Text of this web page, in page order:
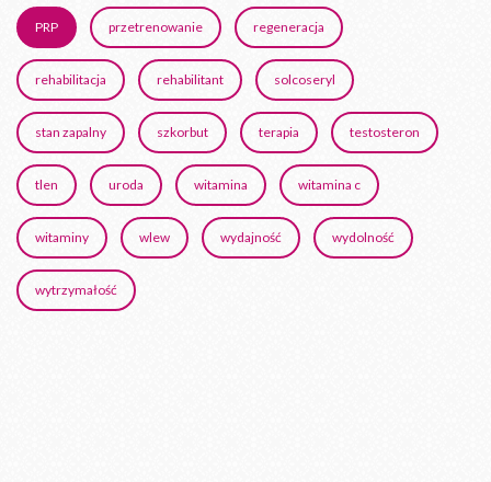
PRP przetrenowanie regeneracja
rehabilitacja rehabilitant solcoseryl
stan zapalny szkorbut terapia testosteron
tlen uroda witamina witamina c
witaminy wlew wydajność wydolność
wytrzymałość